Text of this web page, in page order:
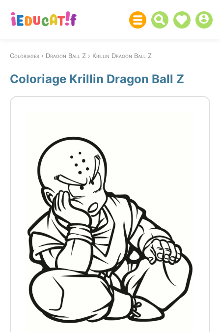
Coloriages Dragon Ball Z Krillin Dragon Ball Z
Coloriage Krillin Dragon Ball Z